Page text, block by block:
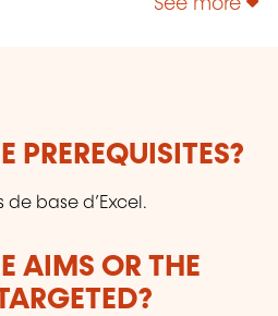
See more
PREREQUISITES?
base d’Excel.
AIMS OR THE